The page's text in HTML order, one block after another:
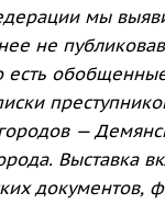
мы
не
есть
—
Выставка
документов,